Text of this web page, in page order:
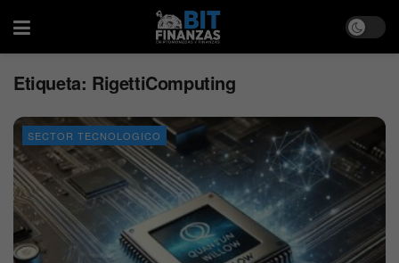
Etiqueta: RigettiComputing
SECTOR TECNOLOGICO